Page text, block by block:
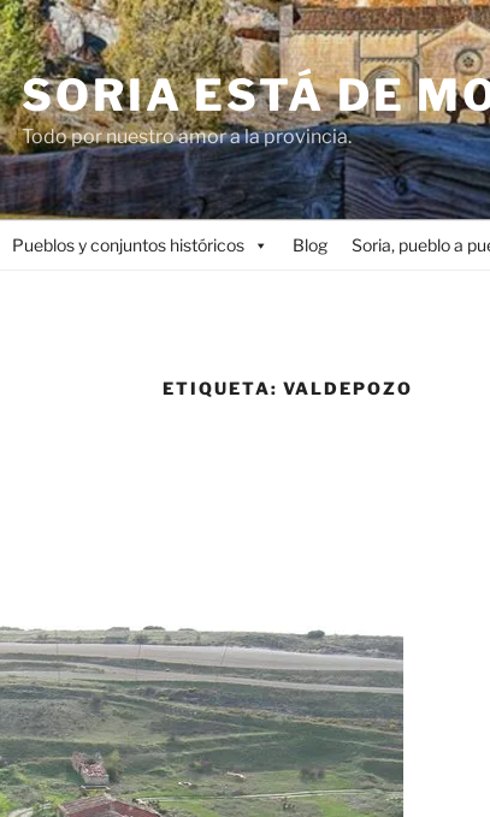
SORIA ESTÁ DE
Todo por nuestro amor a la provincia.
Pueblos y conjuntos históricos Blog Soria, pueblo a
ETIQUETA:VALDEPOZO